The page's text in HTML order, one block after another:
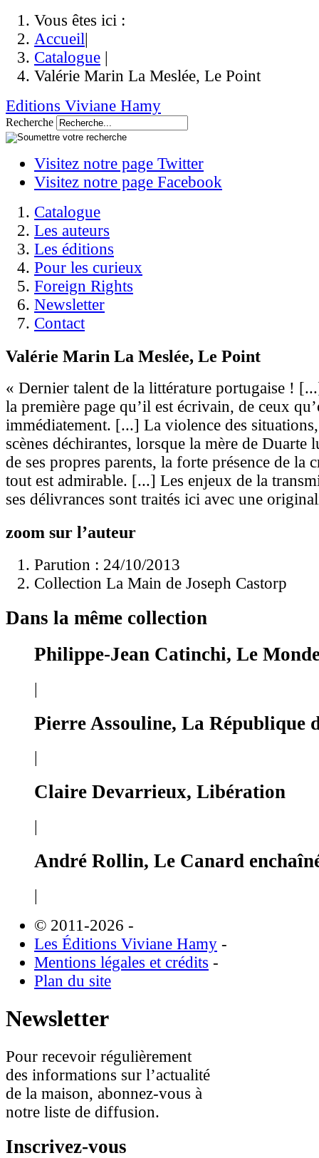
Vous êtes ici :
Accueil|
Catalogue |
Valérie Marin La Meslée, Le Point
Editions Viviane Hamy
Recherche
Visitez notre page Twitter
Visitez notre page Facebook
Catalogue
Les auteurs
Les éditions
Pour les curieux
Foreign Rights
Newsletter
Contact
Valérie Marin La Meslée, Le Point
« Dernier talent de la littérature portugaise !
la première page qu’il est écrivain, de ceux
immédiatement. [...] La violence des
scènes déchirantes, lorsque la mère de Duarte
de ses propres parents, la forte présence de la
tout est admirable. [...] Les enjeux de la
ses délivrances sont traités ici avec une
zoom sur l’auteur
Parution : 24/10/2013
Collection La Main de Joseph Castorp
Dans la même collection
Philippe-Jean Catinchi, Le
|
Pierre Assouline, La République
Claire Devarrieux, Libération
|
André Rollin, Le Canard
|
© 2011-2026 -
Les Éditions Viviane Hamy -
Mentions légales et crédits -
Plan du site
Newsletter
Pour recevoir régulièrement
des informations sur l’actualité
de la maison, abonnez-vous à
notre liste de diffusion.
Inscrivez-vous